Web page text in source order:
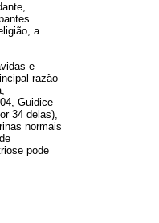
a
e
razão
Guidice
34 delas),
normais
pode